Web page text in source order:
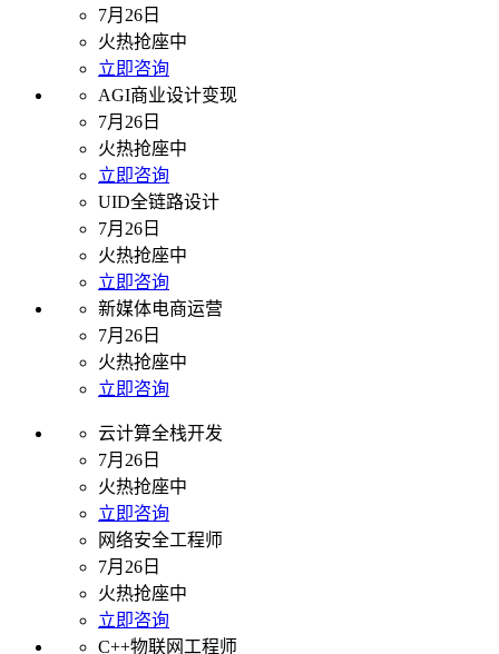
7月26日
火热抢座中
立即咨询
AGI商业设计变现
7月26日
火热抢座中
立即咨询
UID全链路设计
7月26日
火热抢座中
立即咨询
新媒体电商运营
7月26日
火热抢座中
立即咨询
云计算全栈开发
7月26日
火热抢座中
立即咨询
网络安全工程师
7月26日
火热抢座中
立即咨询
C++物联网工程师